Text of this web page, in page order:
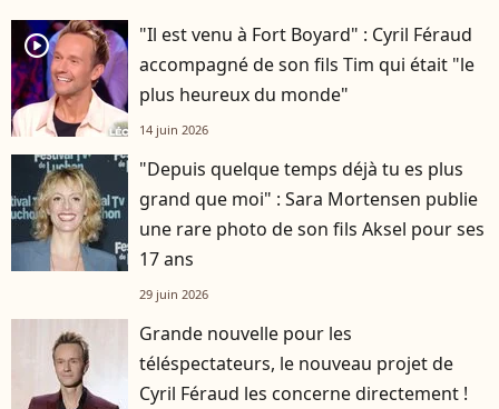
player2
"Il est venu à Fort Boyard" : Cyril Féraud
accompagné de son fils Tim qui était "le
plus heureux du monde"
14 juin 2026
"Depuis quelque temps déjà tu es plus
grand que moi" : Sara Mortensen publie
une rare photo de son fils Aksel pour ses
17 ans
29 juin 2026
Grande nouvelle pour les
téléspectateurs, le nouveau projet de
Cyril Féraud les concerne directement !